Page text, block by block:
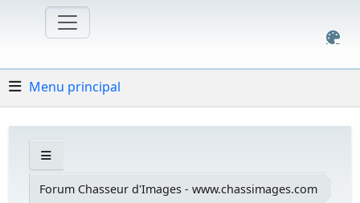
Menu principal
Forum Chasseur d'Images - www.chassimages.com